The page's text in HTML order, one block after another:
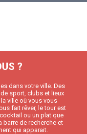
?
dans votre ville. Des
sport, clubs et lieux
ville où vous vous
fait rêver, le tour est
ou un plat que
barre de recherche et
qui apparait.